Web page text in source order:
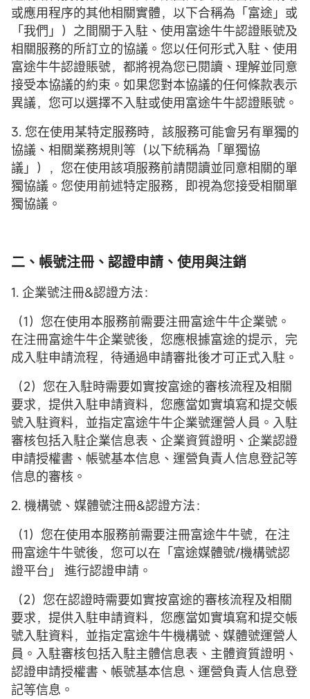
或應用程序的其他相關實體，以下合稱為「富途」或
「我們」）之間關于入駐、使用富途牛牛認證賬號及
相關服務的所訂立的協議。您以任何形式入駐、使用
富途牛牛認證賬號，都將視為您已閱讀、理解並同意
接受本協議的約束。如果您對本協議的任何條款表示
異議，您可以選擇不入駐或使用富途牛牛認證賬號。
3. 您在使用某特定服務時，該服務可能會另有單獨的
協議、相關業務規則等（以下統稱為「單獨協
議」），您在使用該項服務前請閱讀並同意相關的單
獨協議。您使用前述特定服務，即視為您接受相關單
獨協議。
二、帳號注冊、認證申請、使用與注銷
1. 企業號注冊&認證方法：
（1）您在使用本服務前需要注冊富途牛牛企業號。
在注冊富途牛牛企業號後，您應根據富途的提示，完
成入駐申請流程，待通過申請審批後才可正式入駐。
（2）您在入駐時需要如實按富途的審核流程及相關
要求，提供入駐申請資料，您應當如實填寫和提交帳
號入駐資料，並指定富途牛牛企業號運營人員。入駐
審核包括入駐企業信息表、企業資質證明、企業認證
申請授權書、帳號基本信息、運營負責人信息登記等
信息的審核。
2. 機構號、媒體號注冊&認證方法：
（1）您在使用本服務前需要注冊富途牛牛號，在注
冊富途牛牛號後，您可以在「富途媒體號/機構號認
證平台」 進行認證申請。
（2）您在認證時需要如實按富途的審核流程及相關
要求，提供入駐申請資料，您應當如實填寫和提交帳
號入駐資料，並指定富途牛牛機構號、媒體號運營人
員。入駐審核包括入駐主體信息表、主體資質證明、
認證申請授權書、帳號基本信息、運營負責人信息登
記等信息。